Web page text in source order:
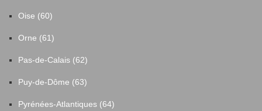
Oise (60)
Orne (61)
Pas-de-Calais (62)
Puy-de-Dôme (63)
Pyrénées-Atlantiques (64)